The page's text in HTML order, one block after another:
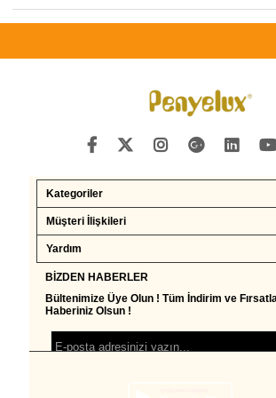
Kategoriler
Müşteri İlişkileri
Yardım
BIZDEN HABERLER
Bültenimize Üye Olun ! Tüm İndirim ve
Haberiniz Olsun !